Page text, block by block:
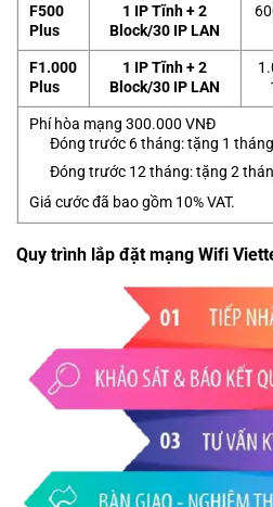
F500
Plus
1 IP Tĩnh + 2
Block/30 IP LAN
F1.000
Plus
1 IP Tĩnh + 2
Block/30 IP LAN
Phí hòa mạng 300.000 VNĐ
Đóng trước 6 tháng: tặng 1 tháng
Đóng trước 12 tháng: tặng 2
Giá cước đã bao gồm 10% VAT.
Quy trình lắp đặt mạng Wifi